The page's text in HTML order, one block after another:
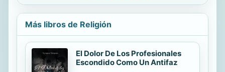
Más libros de Religión
El Dolor De Los Profesionales
Escondido Como Un Antifaz